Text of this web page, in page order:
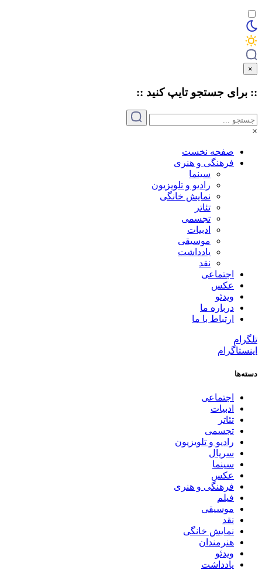
×
:: برای جستجو تایپکنید ::
×
صفحه نخست
فرهنگی و هنری
سینما
رادیو و تلویزیون
نمایش خانگی
تئاتر
تجسمی
ادبیات
موسیقی
یادداشت
نقد
اجتماعی
عکس
ویدئو
درباره ما
ارتباط با ما
تلگرام
اینستاگرام
دسته‌ها
اجتماعی
ادبیات
تئاتر
تجسمی
رادیو و تلویزیون
سریال
سینما
عکس
فرهنگی و هنری
فیلم
موسیقی
نقد
نمایش خانگی
هنرمندان
ویدئو
یادداشت